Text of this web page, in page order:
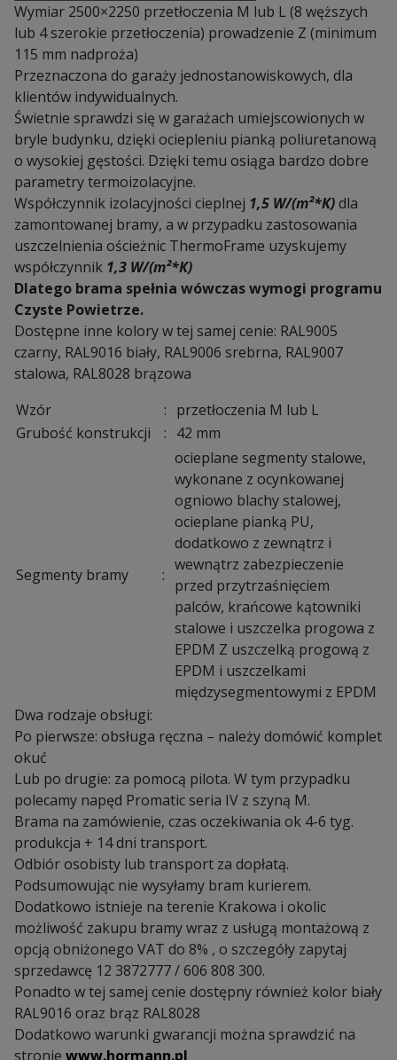
Wymiar 2500×2250 przetłoczenia M lub L (8 węższych
lub 4 szerokie przetłoczenia) prowadzenie Z (minimum
115 mm nadproża)
Przeznaczona do garaży jednostanowiskowych, dla
klientów indywidualnych.
Świetnie sprawdzi się w garażach umiejscowionych w
bryle budynku, dzięki ociepleniu pianką poliuretanową
o wysokiej gęstości. Dzięki temu osiąga bardzo dobre
parametry termoizolacyjne.
Współczynnik izolacyjności cieplnej 1,5 W/(m²*K)dla
zamontowanej bramy, a w przypadku zastosowania
uszczelnienia ościeżnic ThermoFrame uzyskujemy
współczynnik 1,3 W/(m²*K)
Dlatego brama spełnia wówczas wymogi programu
Czyste Powietrze.
Dostępne inne kolory w tej samej cenie: RAL9005
czarny, RAL9016 biały, RAL9006 srebrna, RAL9007
stalowa, RAL8028 brązowa
Wzór
: przetłoczenia M lub L
Grubość konstrukcji
: 42 mm
Segmenty bramy :
ocieplane segmenty stalowe,
wykonane z ocynkowanej
ogniowo blachy stalowej,
ocieplane pianką PU,
dodatkowo z zewnątrz i
wewnątrz zabezpieczenie
przed przytrzaśnięciem
palców, krańcowe kątowniki
stalowe i uszczelka progowa z
EPDM Z uszczelką progową z
EPDM i uszczelkami
międzysegmentowymi z EPDM
Dwa rodzaje obsługi:
Po pierwsze: obsługa ręczna – należy domówić komplet
okuć
Lub po drugie: za pomocą pilota. W tym przypadku
polecamy napęd Promatic seria IV z szyną M.
Brama na zamówienie, czas oczekiwania ok 4-6 tyg.
produkcja + 14 dni transport.
Odbiór osobisty lub transport za dopłatą.
Podsumowując nie wysyłamy bram kurierem.
Dodatkowo istnieje na terenie Krakowa i okolic
możliwość zakupu bramy wraz z usługą montażową z
opcją obniżonego VAT do 8% , o szczegóły zapytaj
sprzedawcę 12 3872777 / 606 808 300.
Ponadto w tej samej cenie dostępny również kolor biały
RAL9016 oraz brąz RAL8028
Dodatkowo warunki gwarancji można sprawdzić na
stronie www.hormann.pl